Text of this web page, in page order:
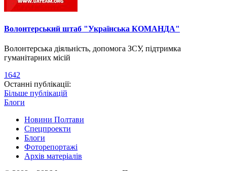
Волонтерський штаб "Українська КОМАНДА"
Волонтерська діяльність, допомога ЗСУ, підтримка
гуманітарних місій
1642
Останні публікації:
Більше публікацій
Блоги
Новини Полтави
Спецпроекти
Блоги
Фоторепортажі
Архів матеріалів